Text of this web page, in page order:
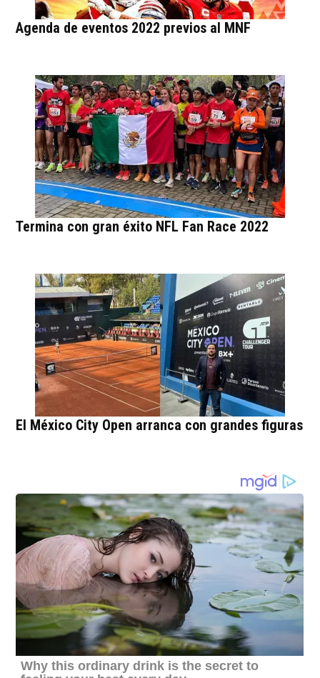
Agenda de eventos 2022 previos al MNF
Termina con gran éxito NFL Fan Race 2022
El México City Open arranca con grandes figuras